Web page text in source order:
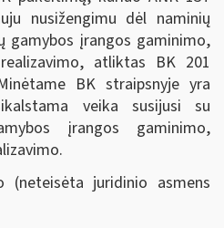
nusižengimu dėl naminių
gamybos įrangos gaminimo,
atliktas BK 201
BK straipsnyje yra
veika susijusi su
įrangos gaminimo,
(neteisėta juridinio asmens